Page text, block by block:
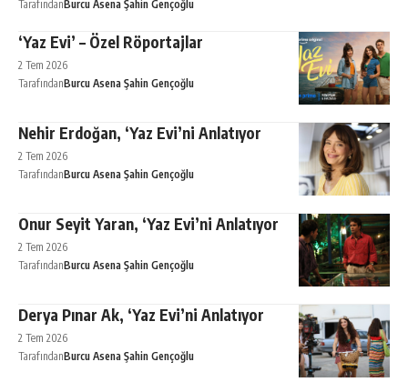
TarafındanBurcu Asena Şahin Gençoğlu
‘Yaz Evi’ – Özel Röportajlar
2 Tem 2026
TarafındanBurcu Asena Şahin Gençoğlu
Nehir Erdoğan, ‘Yaz Evi’ni Anlatıyor
2 Tem 2026
TarafındanBurcu Asena Şahin Gençoğlu
Onur Seyit Yaran, ‘Yaz Evi’ni Anlatıyor
2 Tem 2026
TarafındanBurcu Asena Şahin Gençoğlu
Derya Pınar Ak, ‘Yaz Evi’ni Anlatıyor
2 Tem 2026
TarafındanBurcu Asena Şahin Gençoğlu